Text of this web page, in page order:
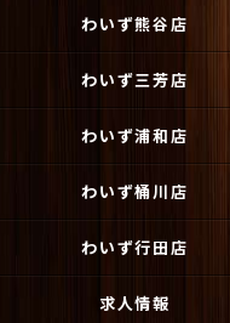
わいず熊谷店
わいず三芳店
わいず浦和店
わいず桶川店
わいず行田店
求人情報